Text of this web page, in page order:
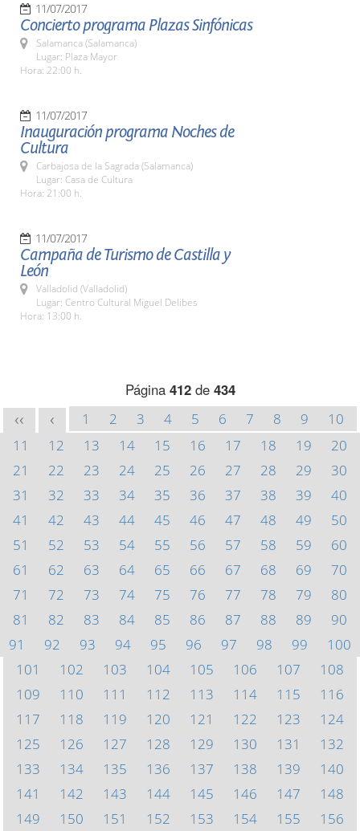
11/07/2017
Concierto programa Plazas Sinfónicas
Salamanca (Salamanca)
Lugar: Plaza Mayor
Hora: 22:00 h.
11/07/2017
Inauguración programa Noches de
Cultura
Carbajosa de la Sagrada (Salamanca)
Lugar: Casa de Cultura
Hora: 21:00 h.
11/07/2017
Campaña de Turismo de Castilla y
León
Valladolid (Valladolid)
Lugar: Centro Cultural Miguel Delibes
Hora: 13:00 h.
Página 412de 434
<< < 1 2 3 4 5 6 7 8 9
10
11
12 13 14 15 16 17 18 19
20
21
22 23 24 25 26 27 28 29
30
31
32 33 34 35 36 37 38 39
40
41
42 43 44 45 46 47 48 49
50
51
52 53 54 55 56 57 58 59
60
61
62 63 64 65 66 67 68 69
70
71
72 73 74 75 76 77 78 79
80
81
82 83 84 85 86 87 88 89
90
91
92 93 94 95 96 97 98 99
100
101
102 103 104 105 106 107
108
109
110 111 112 113 114 115
116
117
118 119 120 121 122 123
124
125
126 127 128 129 130 131
132
133
134 135 136 137 138 139
140
141
142 143 144 145 146 147
148
149
150 151 152 153 154 155
156